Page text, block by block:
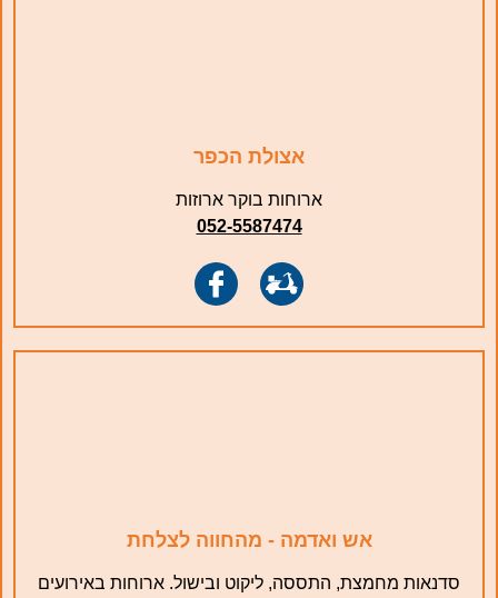
אצולת הכפר
ארוחות בוקר ארוזות
052-5587474
אש ואדמה - מהחווה לצלחת
סדנאות מחמצת, התססה, ליקוט ובישול. ארוחות באירועים